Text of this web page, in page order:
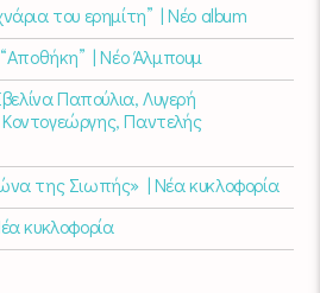
του ερημίτη” | Νέο album
“Αποθήκη” | Νέο Άλμπουμ
Παπούλια, Λυγερή
Παντελής
της Σιωπής» | Νέα κυκλοφορία
κυκλοφορία